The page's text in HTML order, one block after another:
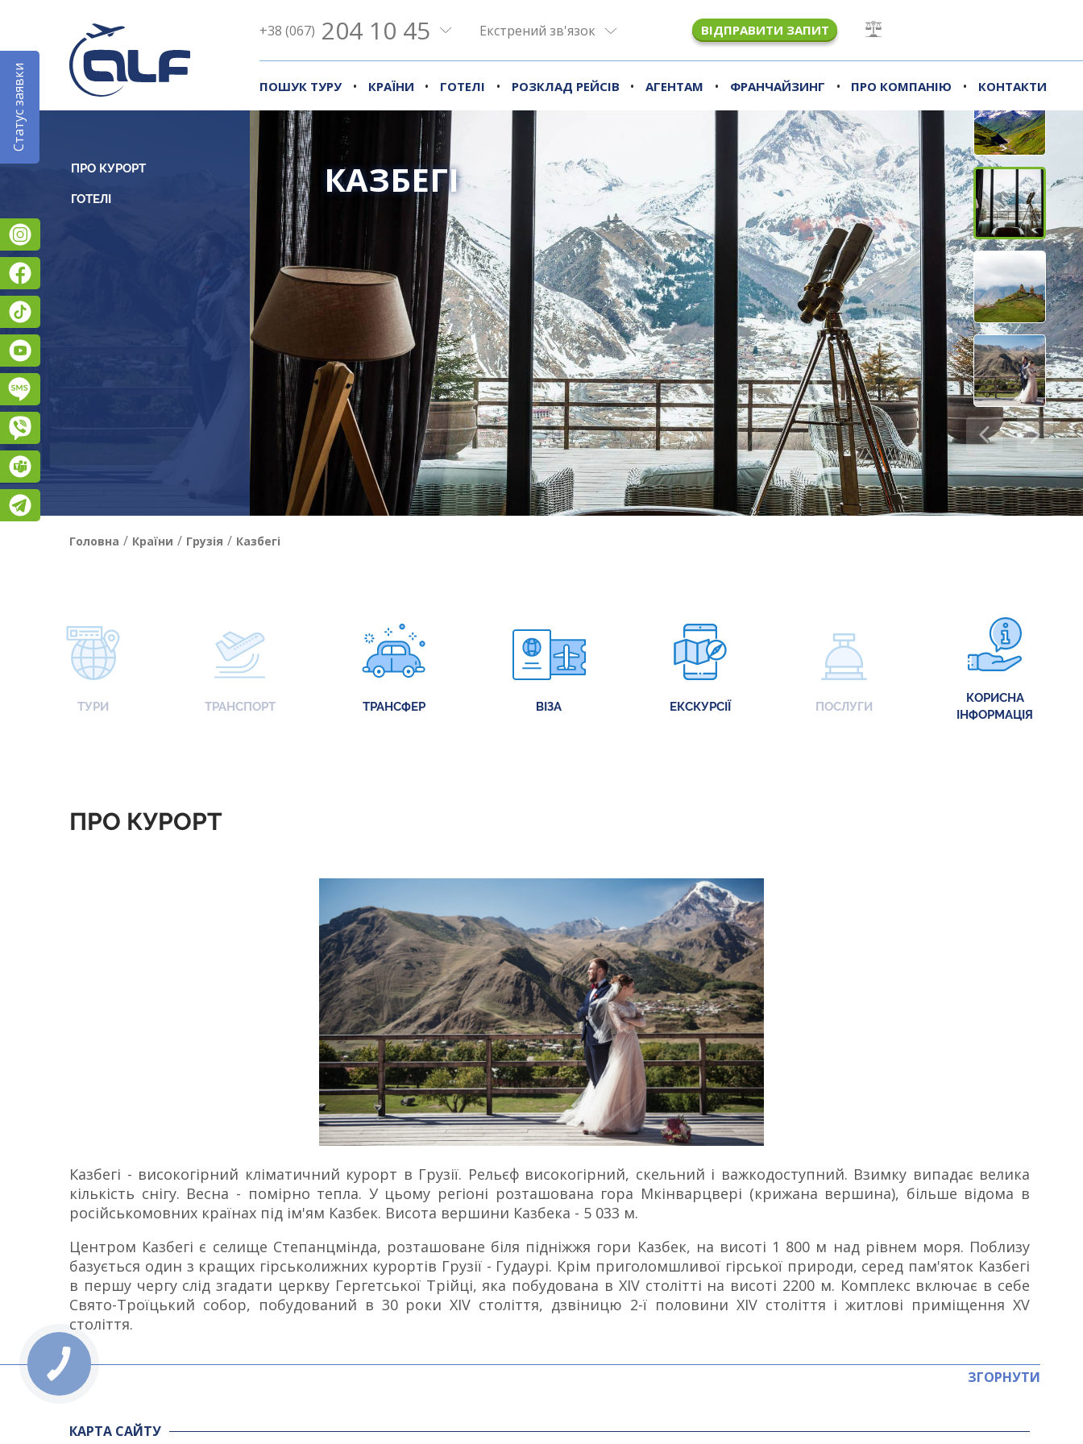
+38 (067) 204 10 45 Екстрений зв'язок ВІДПРАВИТИ ЗАПИТ
ПОШУК ТУРУ • КРАЇНИ • ГОТЕЛІ • РОЗКЛАД РЕЙСІВ • АГЕНТАМ • ФРАНЧАЙЗИНГ • ПРО КОМПАНІЮ • КОНТАКТИ
Статус заявки
КАЗБЕГІ
ПРО КУРОРТ
Головна / Країни / Грузія / Казбегі
ТУРИ ТРАНСПОРТ ТРАНСФЕР ВІЗА ЕКСКУРСІЇ ПОСЛУГИ
КОРИСНА
ІНФОРМАЦІЯ
ПРО КУРОРТ
Казбегі - високогірний кліматичний курорт в Грузії. Рельєф високогірний, скельний і важкодоступний. Взимку випадає велика
кількість снігу. Весна - помірно тепла. У цьому регіоні розташована гора Мкінварцвері (крижана вершина), більше відома в
російськомовних країнах під ім'ям Казбек. Висота вершини Казбека - 5 033 м.
Центром Казбегі є селище Степанцмінда, розташоване біля підніжжя гори Казбек, на висоті 1 800 м над рівнем моря. Поблизу
базується один з кращих гірськолижних курортів Грузії - Гудаурі. Крім приголомшливої ​​гірської природи, серед пам'яток Казбегі
в першу чергу слід згадати церкву Гергетської Трійці, яка побудована в XIV столітті на висоті 2200 м. Комплекс включає в себе
Свято-Троїцький собор, побудований в 30 роки XIV століття, дзвіницю 2-ї половини XIV століття і житлові приміщення XV
століття.
ЗГОРНУТИ
КАРТА САЙТУ